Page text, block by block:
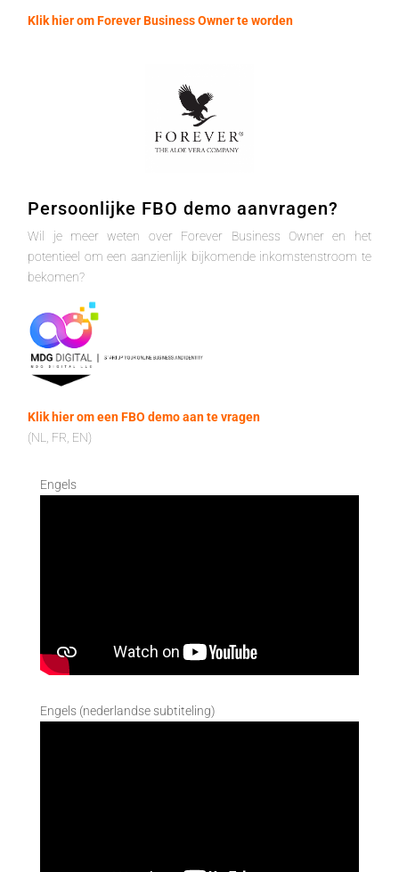
Klik hier om Forever Business Owner te worden
Persoonlijke FBO demo aanvragen?
Wil je meer weten over Forever Business Owner en het
potentieel om een aanzienlijk bijkomende inkomstenstroom te
bekomen?
Klik hier om een FBO demo aan te vragen
(NL, FR, EN)
Engels
Engels (nederlandse subtiteling)